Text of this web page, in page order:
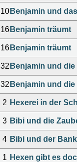
10 Benjamin und
16 Benjamin träumt
16 Benjamin träumt
32 Benjamin und
32 Benjamin und
2 Hexerei in der
3 Bibi und die
4 Bibi und der
1 Hexen gibt es